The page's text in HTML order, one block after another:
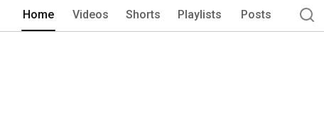
Home Videos Shorts Playlists Posts